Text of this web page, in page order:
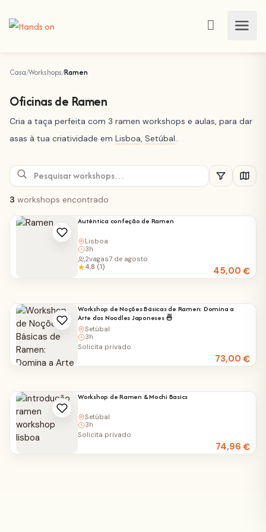
Casa Workshops Ramen
Oficinas de Ramen
Cria a taça perfeita com 3 ramen workshops e aulas, para dar
asas à tua criatividade em Lisboa, Setúbal..
3 workshops encontrado
Autêntica confeção de Ramen
Lisboa
3h
45,00€
2vagas7 de agosto
4,8 (1)
Workshop de Noções Básicas de Ramen: Domina a
Arte dos Noodles Japoneses 🍜
Setúbal
3h
73,00€
Solicita privado
Workshop de Ramen & Mochi Basics
Setúbal
3h
74,96€
Solicita privado